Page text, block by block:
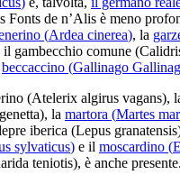
Fonts de n’Alis è meno
(Ardea cinerea), la
il gambecchio comune (
beccaccino (Gallinago
(Atelerix algirus vagans),
), la martora (Martes
iberica (Lepus granatensis
sylvaticus) e il moscardino (
teniotis), è anche